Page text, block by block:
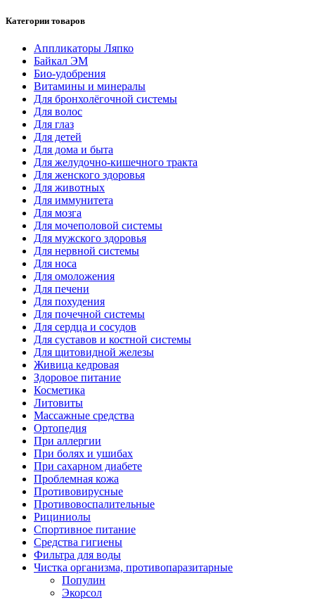
Категории товаров
Аппликаторы Ляпко
Байкал ЭМ
Био-удобрения
Витамины и минералы
Для бронхолёгочной системы
Для волос
Для глаз
Для детей
Для дома и быта
Для желудочно-кишечного тракта
Для женского здоровья
Для животных
Для иммунитета
Для мозга
Для мочеполовой системы
Для мужского здоровья
Для нервной системы
Для носа
Для омоложения
Для печени
Для похудения
Для почечной системы
Для сердца и сосудов
Для суставов и костной системы
Для щитовидной железы
Живица кедровая
Здоровое питание
Косметика
Литовиты
Массажные средства
Ортопедия
При аллергии
При болях и ушибах
При сахарном диабете
Проблемная кожа
Противовирусные
Противовоспалительные
Рициниолы
Спортивное питание
Средства гигиены
Фильтра для воды
Чистка организма, противопаразитарные
Популин
Экорсол